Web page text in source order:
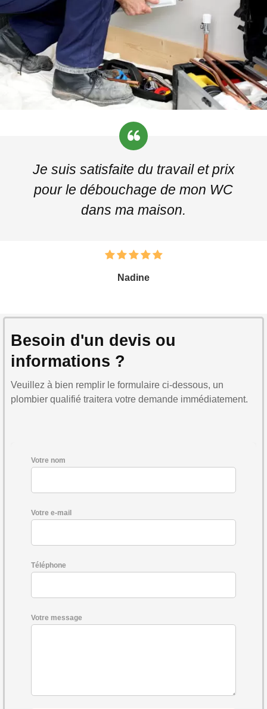
Je suis satisfaite du travail et prix
pour le débouchage de mon WC
dans ma maison.
Nadine
Besoin d'un devis ou
informations ?
Veuillez à bien remplir le formulaire ci-dessous, un
plombier qualifié traitera votre demande immédiatement.
Votre nom
Votre e-mail
Téléphone
Votre message